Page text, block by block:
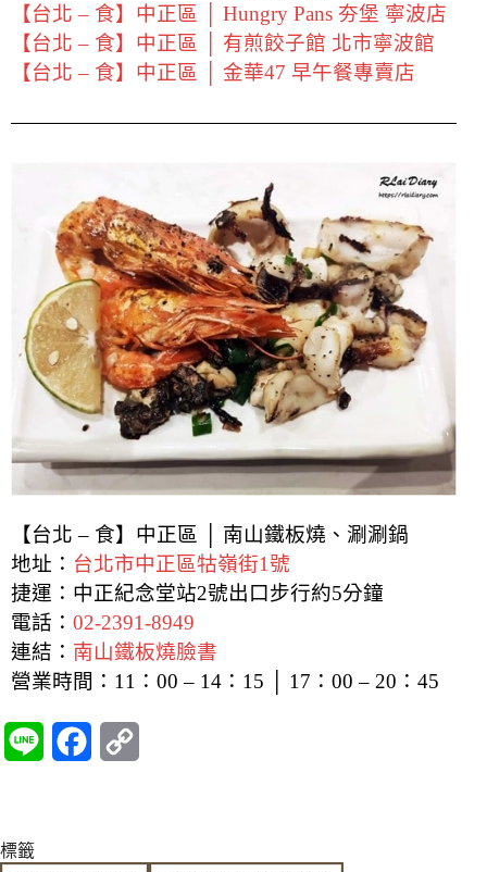
【台北 – 食】中正區 │ Hungry Pans 夯堡 寧波店
【台北 – 食】中正區 │ 有煎餃子館 北市寧波館
【台北 – 食】中正區 │ 金華47 早午餐專賣店
【台北 – 食】中正區 │ 南山鐵板燒、涮涮鍋
地址： 台北市中正區牯嶺街1號
捷運：中正紀念堂站2號出口步行約5分鐘
電話： 02-2391-8949
連結： 南山鐵板燒臉書
營業時間： 11：00 – 14：15 │ 17：00 – 20：45
e e y
標籤